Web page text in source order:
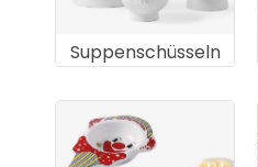
Suppenschüsseln